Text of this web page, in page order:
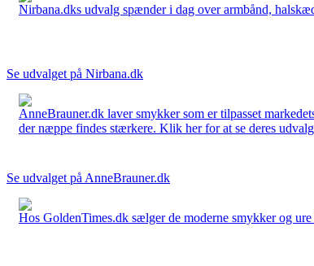
Nirbana.dks udvalg spænder i dag over armbånd,
Se udvalget på Nirbana.dk
AnneBrauner.dk laver smykker som er tilpasset
der næppe findes stærkere. Klik her for at se deres
Se udvalget på AnneBrauner.dk
Hos GoldenTimes.dk sælger de moderne smykker og